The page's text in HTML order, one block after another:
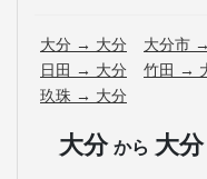
大分 → 大分 大分市 →
日田 → 大分 竹田 →
玖珠 → 大分
大分 から 大分